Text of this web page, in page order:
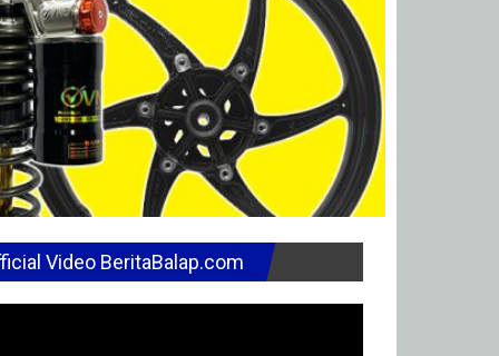
Video BeritaBalap.com